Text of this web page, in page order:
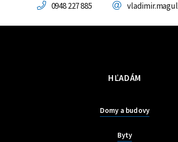
0948 227 885
HĽADÁM
Domy a budovy
Byty